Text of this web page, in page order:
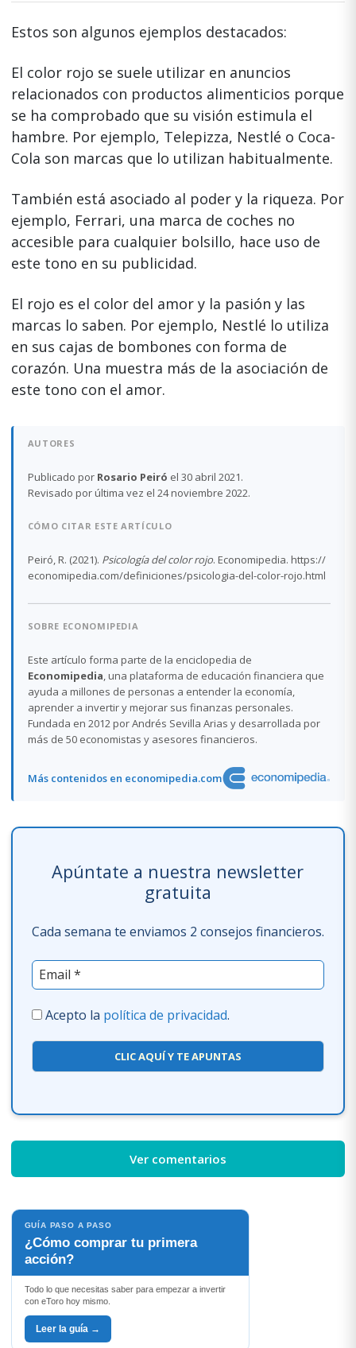
Estos son algunos ejemplos destacados:
El color rojo se suele utilizar en anuncios
relacionados con productos alimenticios porque
se ha comprobado que su visión estimula el
hambre. Por ejemplo, Telepizza, Nestlé o Coca-
Cola son marcas que lo utilizan habitualmente.
También está asociado al poder y la riqueza. Por
ejemplo, Ferrari, una marca de coches no
accesible para cualquier bolsillo, hace uso de
este tono en su publicidad.
El rojo es el color del amor y la pasión y las
marcas lo saben. Por ejemplo, Nestlé lo utiliza
en sus cajas de bombones con forma de
corazón. Una muestra más de la asociación de
este tono con el amor.
AUTORES
Publicado por Rosario Peiró el 30 abril 2021.
Revisado por última vez el 24 noviembre 2022.
CÓMO CITAR ESTE ARTÍCULO
Peiró, R. (2021). Psicología del color rojo. Economipedia. https://
economipedia.com/definiciones/psicologia-del-color-rojo.html
SOBRE ECONOMIPEDIA
Este artículo forma parte de la enciclopedia de
Economipedia, una plataforma de educación financiera que
ayuda a millones de personas a entender la economía,
aprender a invertir y mejorar sus finanzas personales.
Fundada en 2012 por Andrés Sevilla Arias y desarrollada por
más de 50 economistas y asesores financieros.
Más contenidos en economipedia.com
Apúntate a nuestra newsletter
gratuita
Cada semana te enviamos 2 consejos financieros.
Acepto la política de privacidad.
CLIC AQUÍ Y TE APUNTAS
Ver comentarios
GUÍA PASO A PASO
¿Cómo comprar tu primera
acción?
Todo lo que necesitas saber para empezar a invertir
con eToro hoy mismo.
Leer la guía →